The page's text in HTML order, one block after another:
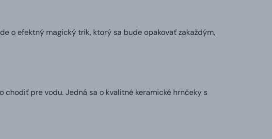
o efektný magický trik, ktorý sa bude opakovať zakaždým,
pre vodu. Jedná sa o kvalitné keramické hrnčeky s